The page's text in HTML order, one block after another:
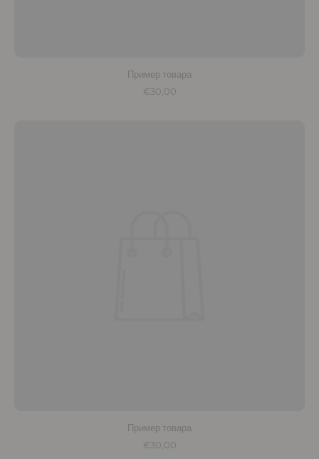
Пример товара
€30,00
Пример товара
€30,00